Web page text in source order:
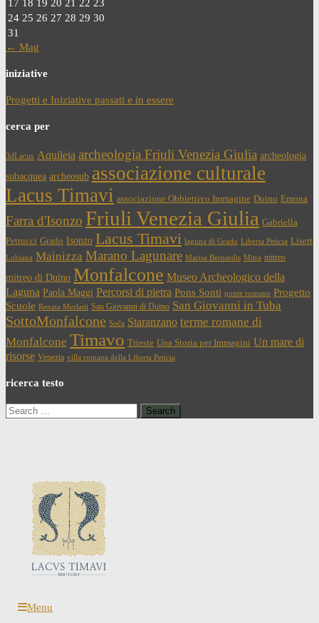
17 18 19 20 21 22 23
24 25 26 27 28 29 30
31
← Mag
iniziative
Progetti e Iniziative passati e in essere
cerca per
3dLacus Aquileia archeologia Friuli Venezia Giulia archeologia
subacquea archeosub associazione culturale
Lacus Timavi associazione Obbiettivo Immagine Duino Emona
Farra d'Isonzo Friuli Venezia Giulia Gabriella
Petrucci Grado Isonzo Lacus Timavi laguna di Grado Liberta Peticia Lisert
Lubiana Mainizza Marano Lagunare Marisa Bernardis Mitra mitreo
mitreo di Duino Monfalcone Museo Archeologico della
Laguna Paola Maggi Percorsi di pietra Pons Sonti ponte romano Progetto
Scuole Renata Merlatti San Giovanni di Duino San Giovanni in Tuba
SottoMonfalcone Soča Staranzano terme romane di
Monfalcone Timavo Trieste Una Storia per Immagini Un mare di
risorse Venezia villa romana della Liberta Peticia
ricerca testo
Search
for:
Menu